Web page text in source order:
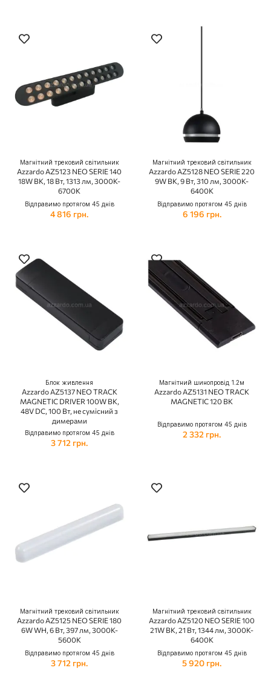
Магнітний трековий світильник
Azzardo AZ5123 NEO SERIE 140
18W BK, 18 Вт, 1313 лм, 3000K-
6700K
Відправимо протягом 45 днів
4 816 грн.
Магнітний трековий світильник
Azzardo AZ5128 NEO SERIE 220
9W BK, 9 Вт, 310 лм, 3000K-
6400K
Відправимо протягом 45 днів
6 196 грн.
Блок живлення
Azzardo AZ5137 NEO TRACK
MAGNETIC DRIVER 100W BK,
48V DC, 100 Вт, не сумісний з
димерами
Відправимо протягом 45 днів
3 712 грн.
Магнітний шинопровід 1.2м
Azzardo AZ5131 NEO TRACK
MAGNETIC 120 BK
Відправимо протягом 45 днів
2 332 грн.
Магнітний трековий світильник
Azzardo AZ5125 NEO SERIE 180
6W WH, 6 Вт, 397 лм, 3000K-
5600K
Відправимо протягом 45 днів
3 712 грн.
Магнітний трековий світильник
Azzardo AZ5120 NEO SERIE 100
21W BK, 21 Вт, 1344 лм, 3000K-
6400K
Відправимо протягом 45 днів
5 920 грн.